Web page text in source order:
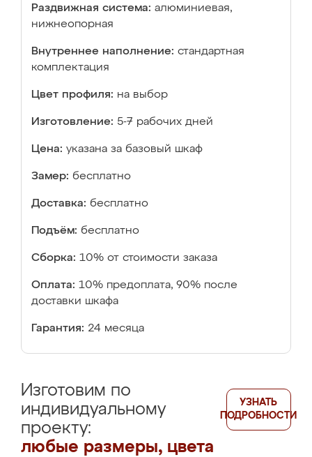
Раздвижная система: алюминиевая,
нижнеопорная
Внутреннее наполнение: стандартная
комплектация
Цвет профиля: на выбор
Изготовление: 5-7 рабочих дней
Цена: указана за базовый шкаф
Замер: бесплатно
Доставка: бесплатно
Подъём: бесплатно
Сборка: 10% от стоимости заказа
Оплата: 10% предоплата, 90% после
доставки шкафа
Гарантия: 24 месяца
Изготовим по
индивидуальному
проекту:
любые размеры, цвета
УЗНАТЬ
ПОДРОБНОСТИ